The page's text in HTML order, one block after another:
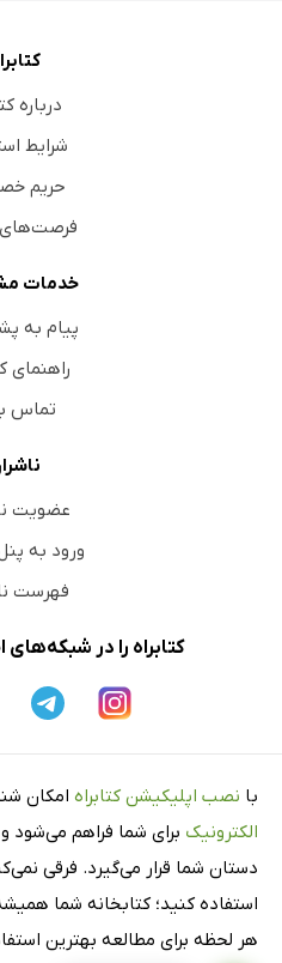
درباره
شرایط
حریم
خدمات
پیام به
راهنمای
تماس
عضویت
ورود به
فهرست
کتابراه را در شبکه‌های
با نصب اپلیکیشن کتابراه امکان
الکترونیک برای شما فراهم می‌شود و
دستان شما قرار می‌گیرد. فرقی
استفاده کنید؛ کتابخانه شما
هر لحظه برای مطالعه بهترین